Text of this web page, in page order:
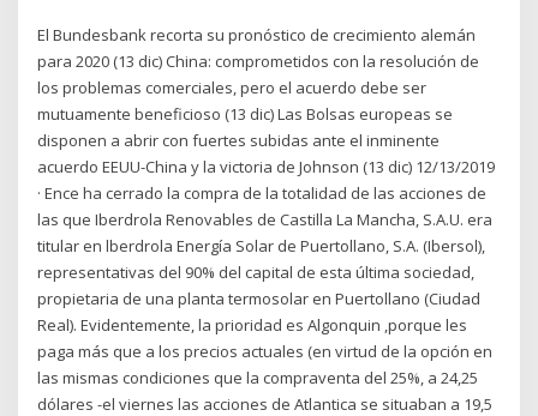
El Bundesbank recorta su pronóstico de crecimiento alemán
para 2020 (13 dic) China: comprometidos con la resolución de
los problemas comerciales, pero el acuerdo debe ser
mutuamente beneficioso (13 dic) Las Bolsas europeas se
disponen a abrir con fuertes subidas ante el inminente
acuerdo EEUU-China y la victoria de Johnson (13 dic) 12/13/2019
· Ence ha cerrado la compra de la totalidad de las acciones de
las que Iberdrola Renovables de Castilla La Mancha, S.A.U. era
titular en lberdrola Energía Solar de Puertollano, S.A. (Ibersol),
representativas del 90% del capital de esta última sociedad,
propietaria de una planta termosolar en Puertollano (Ciudad
Real). Evidentemente, la prioridad es Algonquin ,porque les
paga más que a los precios actuales (en virtud de la opción en
las mismas condiciones que la compraventa del 25%, a 24,25
dólares -el viernes las acciones de Atlantica se situaban a 19,5